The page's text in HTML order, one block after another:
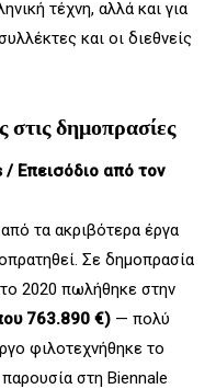
τέχνη, αλλά και για
και οι διεθνείς
στις δημοπρασίες
Επεισόδιο από τον
τα ακριβότερα έργα
Σε δημοπρασία
2020 πωλήθηκε στην
763.890 €) — πολύ
φιλοτεχνήθηκε το
παρουσία στη Biennale